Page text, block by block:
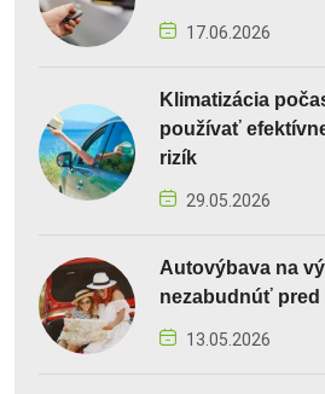
17.06.2026
Klimatizácia
používať
rizík
29.05.2026
Autovýbava na
nezabudnúť pred
13.05.2026